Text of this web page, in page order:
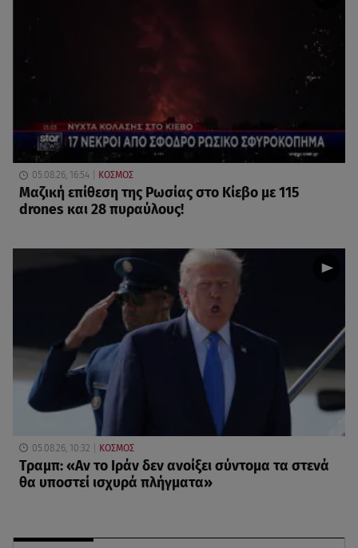
05.08.26, 16:54 ΚΟΣΜΟΣ
Μαζική επίθεση της Ρωσίας στο Κίεβο με 115
drones και 28 πυραύλους!
05.08.26, 10:32 ΚΟΣΜΟΣ
Τραμπ: «Αν το Ιράν δεν ανοίξει σύντομα τα στενά
θα υποστεί ισχυρά πλήγματα»